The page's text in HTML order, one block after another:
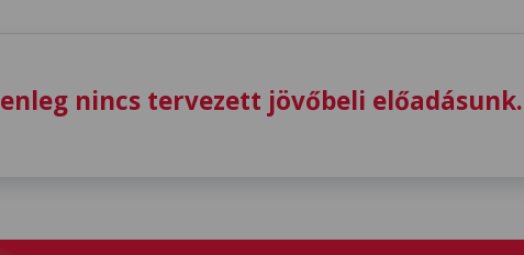
nincs tervezett jövőbeli előadásunk.